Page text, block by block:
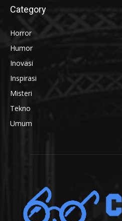
Category
Horror
Humor
Inovasi
Inspirasi
Misteri
Tekno
Umum